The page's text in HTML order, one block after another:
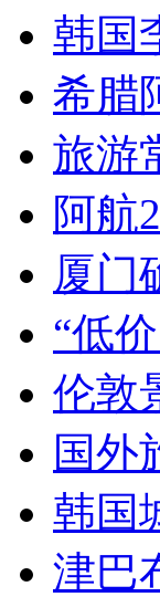
韩国
希腊
旅游
阿航
厦门
“低
伦敦
国外
韩国
津巴